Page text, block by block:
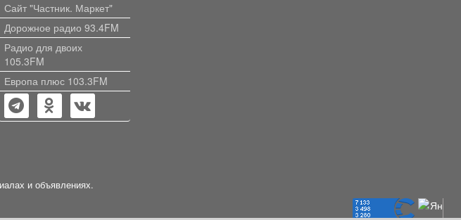
Сайт "Частник. Маркет"
Дорожное радио 93.4FM
Радио для двоих
105.3FM
Европа плюс 103.3FM
и объявлениях.